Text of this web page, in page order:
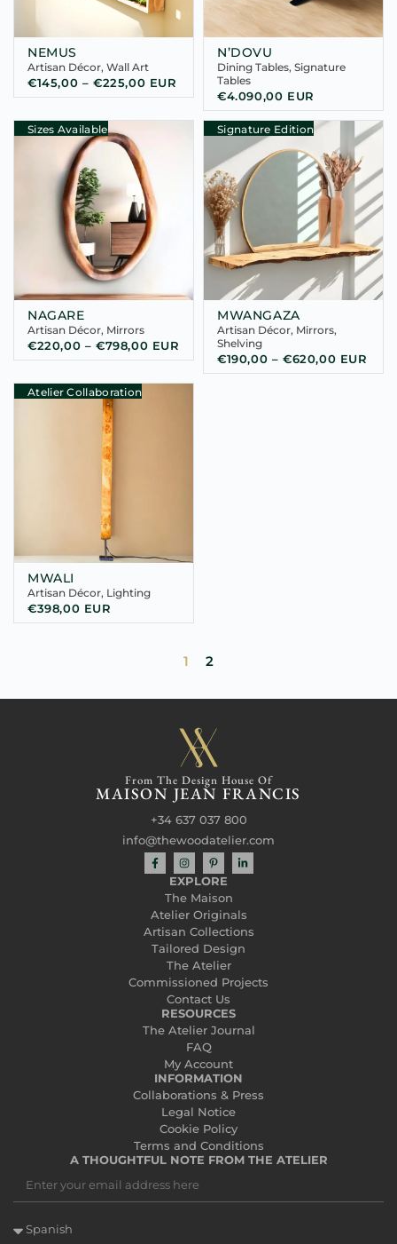
NEMUS
Artisan Décor, Wall Art
€145,00 – €225,00 EUR
N’DOVU
Dining Tables, Signature
Tables
€4.090,00 EUR
Sizes Available
NAGARE
Artisan Décor, Mirrors
€220,00 – €798,00 EUR
Signature Edition
MWANGAZA
Artisan Décor, Mirrors,
Shelving
€190,00 – €620,00 EUR
Atelier Collaboration
MWALI
Artisan Décor, Lighting
€398,00 EUR
1 2
From The Design House Of
MAISON JEAN FRANCIS
+34 637 037 800
info@thewoodatelier.com
EXPLORE
The Maison
Atelier Originals
Artisan Collections
Tailored Design
The Atelier
Commissioned Projects
Contact Us
RESOURCES
The Atelier Journal
FAQ
My Account
INFORMATION
Collaborations & Press
Legal Notice
Cookie Policy
Terms and Conditions
A THOUGHTFUL NOTE FROM THE ATELIER